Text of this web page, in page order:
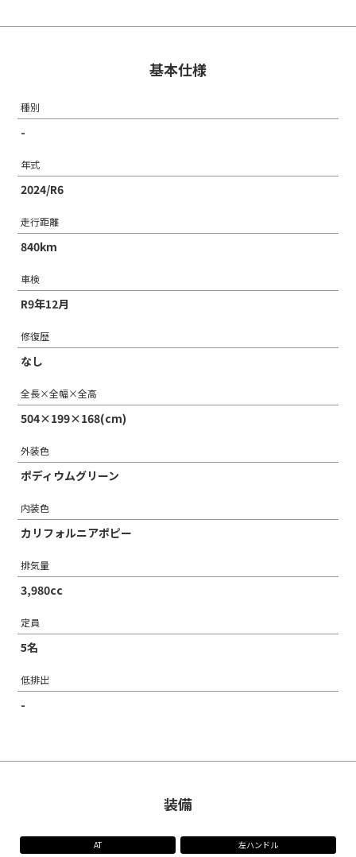
基本仕様
種別
-
年式
2024/R6
走行距離
840km
車検
R9年12月
修復歴
なし
全長×全幅×全高
504×199×168(cm)
外装色
ポディウムグリーン
内装色
カリフォルニアポピー
排気量
3,980cc
定員
5名
低排出
-
装備
AT
左ハンドル